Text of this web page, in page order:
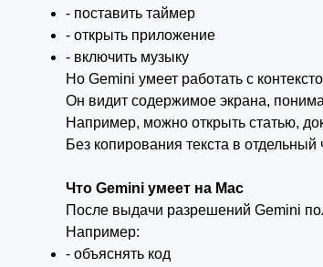
- поставить таймер
- открыть приложение
- включить музыку
Но Gemini умеет работать с
Он видит содержимое экрана,
Например, можно открыть статью,
Без копирования текста в отдельный
Что Gemini умеет на Mac
После выдачи разрешений Gemini
Например:
- объяснять код